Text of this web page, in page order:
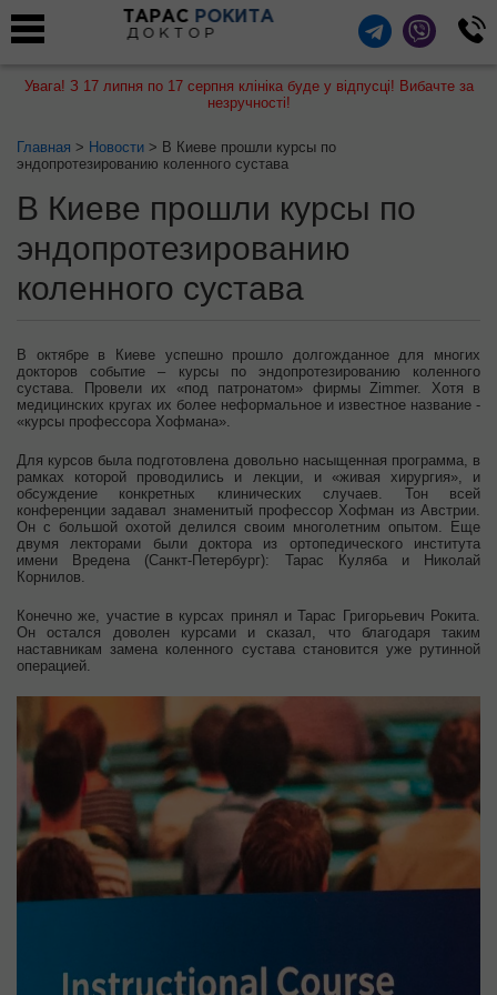
ТАРАС РОКИТА
ДОКТОР
Увага! З 17 липня по 17 серпня клініка буде у відпусці! Вибачте за
незручності!
Главная > Новости > В Киеве прошли курсы по
эндопротезированию коленного сустава
В Киеве прошли курсы по
эндопротезированию
коленного сустава
В октябре в Киеве успешно прошло долгожданное для многих
докторов событие – курсы по эндопротезированию коленного
сустава. Провели их «под патронатом» фирмы Zimmer. Хотя в
медицинских кругах их более неформальное и известное название -
«курсы профессора Хофмана».
Для курсов была подготовлена довольно насыщенная программа, в
рамках которой проводились и лекции, и «живая хирургия», и
обсуждение конкретных клинических случаев. Тон всей
конференции задавал знаменитый профессор Хофман из Австрии.
Он с большой охотой делился своим многолетним опытом. Еще
двумя лекторами были доктора из ортопедического института
имени Вредена (Санкт-Петербург): Тарас Куляба и Николай
Корнилов.
Конечно же, участие в курсах принял и Тарас Григорьевич Рокита.
Он остался доволен курсами и сказал, что благодаря таким
наставникам замена коленного сустава становится уже рутинной
операцией.